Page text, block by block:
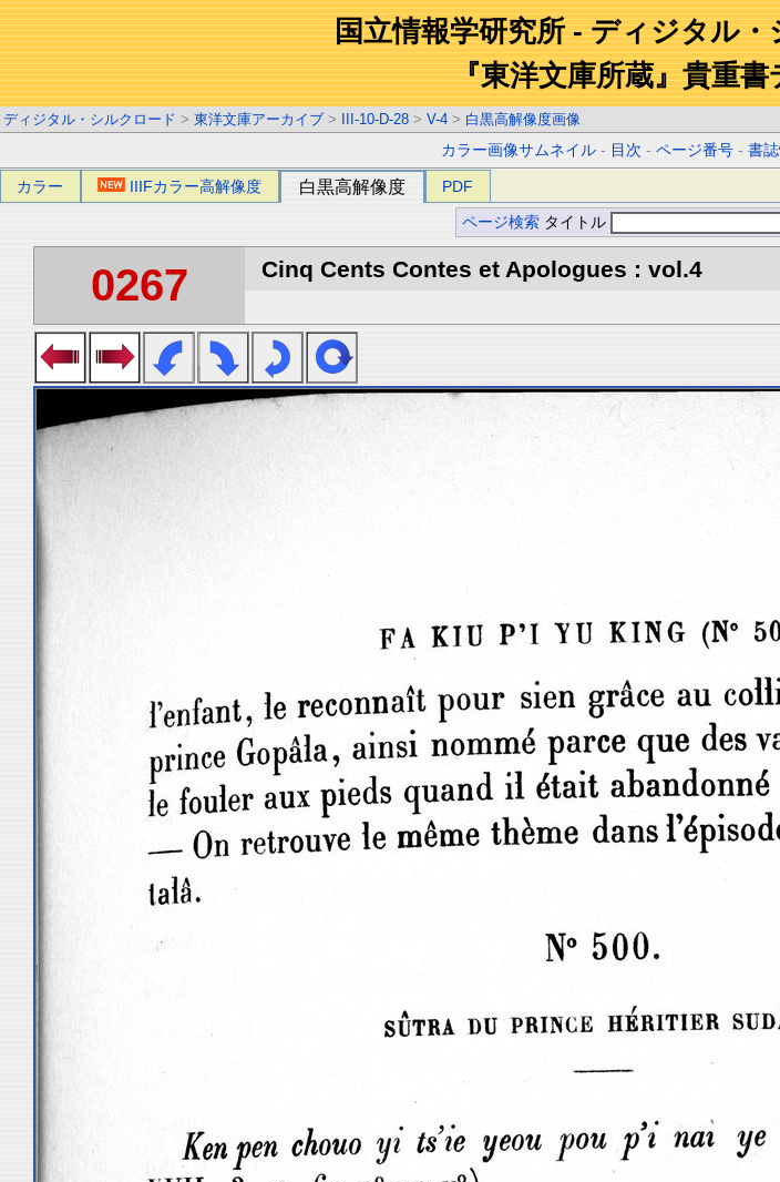
国立情報学研究所 - ディジタル
『東洋文庫所蔵』貴重
ディジタル・シルクロード > 東洋文庫アーカイブ > III-10-D-28 > V-4 > 白黒高解像度画像
カラー画像サムネイル - 目次 -ページ番号 -書
カラー IIIFカラー高解像度 白黒高解像度 PDF
ページ検索 タイトル
0267 Cinq Cents Contes et Apologues : vol.4